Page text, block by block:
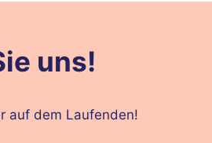
uns!
auf dem Laufenden!